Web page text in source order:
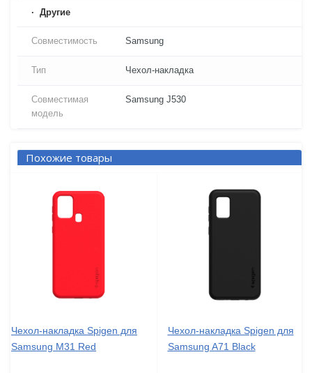
Другие
Совместимость Samsung
Тип Чехол-накладка
Совместимая
модель
Samsung J530
Похожие товары
Чехол-накладка Spigen для
Samsung M31 Red
Чехол-накладка Spigen для
Samsung A71 Black